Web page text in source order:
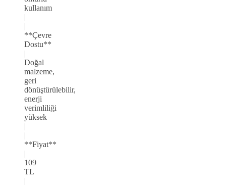
kullanım
|
|
**Çevre
Dostu**
|
Doğal
malzeme,
geri
dönüştürülebilir,
enerji
verimliliği
yüksek
|
|
**Fiyat**
|
109
TL
|